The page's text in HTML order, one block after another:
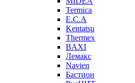
Termica
E.C.A
Kentatsu
Thermex
BAXI
Лемакс
Navien
Бастион